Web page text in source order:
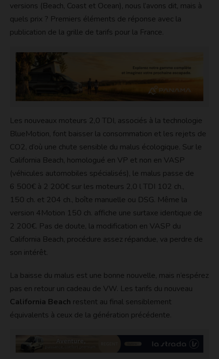
versions (Beach, Coast et Ocean), nous l’avons dit, mais à
quels prix ? Premiers éléments de réponse avec la
publication de la grille de tarifs pour la France.
Les nouveaux moteurs 2,0 TDI, associés à la technologie
BlueMotion, font baisser la consommation et les rejets de
CO2, d’où une chute sensible du malus écologique. Sur le
California Beach, homologué en VP et non en VASP
(véhicules automobiles spécialisés), le malus passe de
6 500€ à 2 200€ sur les moteurs 2,0 l TDI 102 ch.,
150 ch. et 204 ch., boîte manuelle ou DSG. Même la
version 4Motion 150 ch. affiche une surtaxe identique de
2 200€. Pas de doute, la modification en VASP du
California Beach, procédure assez répandue, va perdre de
son intérêt.
La baisse du malus est une bonne nouvelle, mais n’espérez
pas en retour un cadeau de VW. Les tarifs du nouveau
California Beach restent au final sensiblement
équivalents à ceux de la génération précédente.